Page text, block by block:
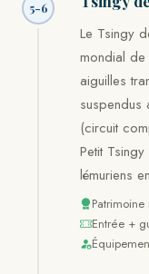
5-6
Le Tsingy
mondial
aiguilles
suspendus
(circuit
Petit
lémuriens
Entrée +